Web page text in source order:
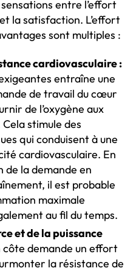
entre l’effort
la satisfaction. L’effort
sont multiples :
cardiovasculaire :
entraîne une
de travail du cœur
de l’oxygène aux
stimule des
qui conduisent à une
cardiovasculaire. En
de la demande en
il est probable
maximale
au fil du temps.
et de la puissance
côte demande un effort
la résistance de